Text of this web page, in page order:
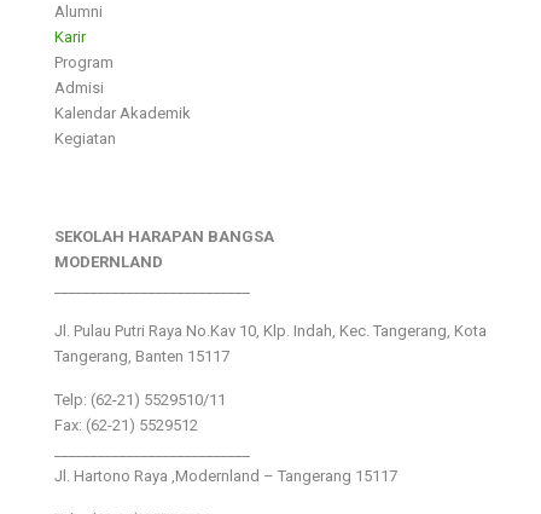
Alumni
Karir
Program
Admisi
Kalendar Akademik
Kegiatan
SEKOLAH HARAPAN BANGSA
MODERNLAND
Jl. Pulau Putri Raya No.Kav 10, Klp. Indah, Kec. Tangerang, Kota
Tangerang, Banten 15117
Telp: (62-21) 5529510/11
Fax: (62-21) 5529512
Jl. Hartono Raya ,Modernland – Tangerang 15117